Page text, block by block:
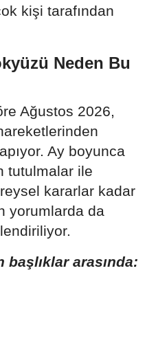
kişi tarafından
Neden Bu
Ağustos 2026,
Ay boyunca
tutulmalar ile
kararlar kadar
yorumlarda da
başlıklar arasında: